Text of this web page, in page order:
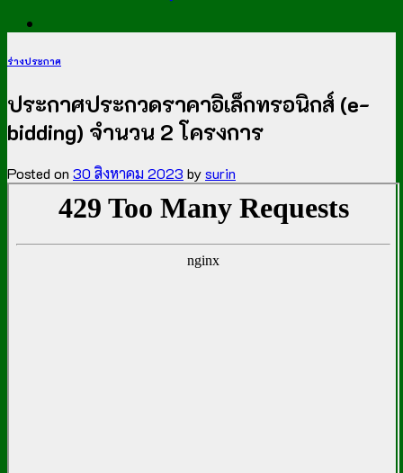
ร่างประกาศ
ประกาศประกวดราคาอิเล็กทรอนิกส์ (e-
bidding) จำนวน 2 โครงการ
Posted on 30 สิงหาคม 2023 bysurin